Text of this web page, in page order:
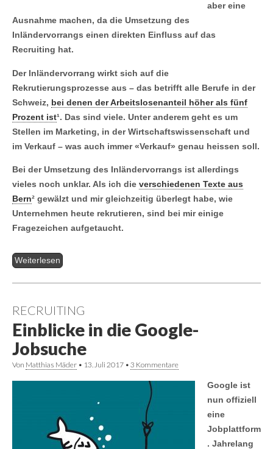
aber eine
Ausnahme machen, da die Umsetzung des
Inländervorrangs einen direkten Einfluss auf das
Recruiting hat.
Der Inländervorrang wirkt sich auf die
Rekrutierungsprozesse aus – das betrifft alle Berufe in der
Schweiz, bei denen der Arbeitslosenanteil höher als fünf
Prozent ist¹. Das sind viele. Unter anderem geht es um
Stellen im Marketing, in der Wirtschaftswissenschaft und
im Verkauf – was auch immer «Verkauf» genau heissen soll.
Bei der Umsetzung des Inländervorrangs ist allerdings
vieles noch unklar. Als ich die verschiedenen Texte aus
Bern² gewälzt und mir gleichzeitig überlegt habe, wie
Unternehmen heute rekrutieren, sind bei mir einige
Fragezeichen aufgetaucht.
Weiterlesen
RECRUITING
Einblicke in die Google-
Jobsuche
Von Matthias Mäder • 13. Juli 2017 • 3 Kommentare
Google ist
nun offiziell
eine
Jobplattform
. Jahrelang